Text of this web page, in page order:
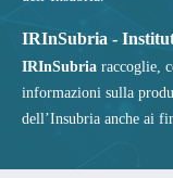
IRInSubria -
IRInSubria raccoglie,
informazioni sulla
dell’Insubria anche ai